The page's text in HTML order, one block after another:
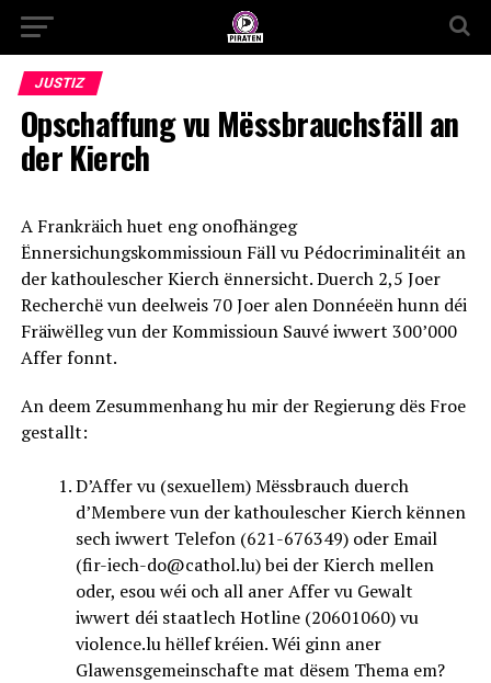
JUSTIZ
Opschaffung vu Mëssbrauchsfäll an
der Kierch
A Frankräich huet eng onofhängeg
Ënnersichungskommissioun Fäll vu Pédocriminalitéit an
der kathoulescher Kierch ënnersicht. Duerch 2,5 Joer
Recherchë vun deelweis 70 Joer alen Donnéeën hunn déi
Fräiwëlleg vun der Kommissioun Sauvé iwwert 300’000
Affer fonnt.
An deem Zesummenhang hu mir der Regierung dës Froe
gestallt:
D’Affer vu (sexuellem) Mëssbrauch duerch
d’Membere vun der kathoulescher Kierch kënnen
sech iwwert Telefon (621-676349) oder Email
(fir-iech-do@cathol.lu) bei der Kierch mellen
oder, esou wéi och all aner Affer vu Gewalt
iwwert déi staatlech Hotline (20601060) vu
violence.lu hëllef kréien. Wéi ginn aner
Glawensgemeinschafte mat dësem Thema em?